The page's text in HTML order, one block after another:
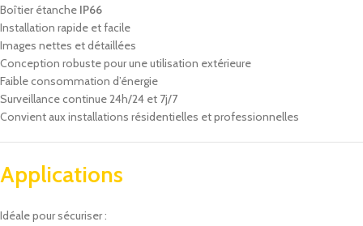
Boîtier étanche IP66
Installation rapide et facile
Images nettes et détaillées
Conception robuste pour une utilisation extérieure
Faible consommation d’énergie
Surveillance continue 24h/24 et 7j/7
Convient aux installations résidentielles et professionnelles
Applications
Idéale pour sécuriser :